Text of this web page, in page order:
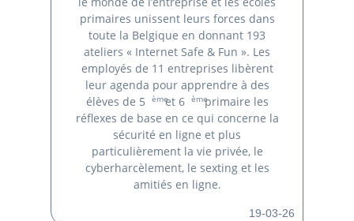
primaires unissent leurs forces dans
toute la Belgique en donnant 193
ateliers « Internet Safe & Fun ». Les
employés de 11 entreprises libèrent
leur agenda pour apprendre à des
élèves de 5
èmeet 6 èmeprimaire les
réflexes de base en ce qui concerne la
sécurité en ligne et plus
particulièrement la vie privée, le
cyberharcèlement, le sexting et les
amitiés en ligne.
19-03-26